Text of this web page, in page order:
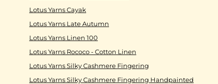
Lotus Yarns Cayak
Lotus Yarns Late Autumn
Lotus Yarns Linen 100
Lotus Yarns Rococo - Cotton Linen
Lotus Yarns Silky Cashmere Fingering
Lotus Yarns Silky Cashmere Fingering Handpainted